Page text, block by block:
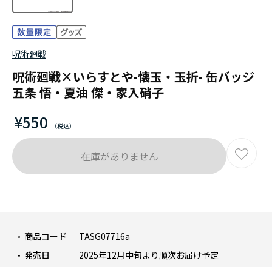
呪術廻戦
呪術廻戦×いらすとや-懐玉・玉折- 缶バッジ
五条 悟・夏油 傑・家入硝子
¥550
商品コード
TASG07716a
発売日
2025年12月中旬より順次お届け予定
在庫がありません